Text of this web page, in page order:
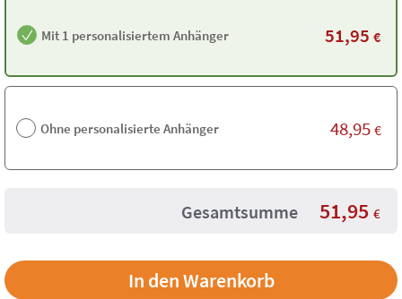
Mit 1 personalisiertem Anhänger 51,95 €
Ohne personalisierte Anhänger 48,95 €
Gesamtsumme 51,95 €